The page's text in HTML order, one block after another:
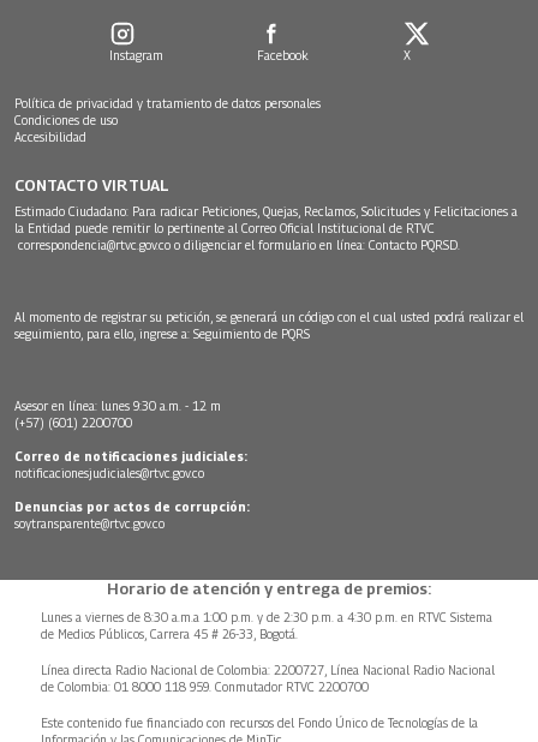
Instagram Facebook X
Política de privacidad y tratamiento de datos personales
Condiciones de uso
Accesibilidad
CONTACTO VIRTUAL
Estimado Ciudadano: Para radicar Peticiones, Quejas, Reclamos, Solicitudes y Felicitaciones a
la Entidad puede remitir lo pertinente al Correo Oficial Institucional de RTVC
correspondencia@rtvc.gov.co o diligenciar el formulario en línea: Contacto PQRSD.
Al momento de registrar su petición, se generará un código con el cual usted podrá realizar el
seguimiento, para ello, ingrese a: Seguimiento de PQRS
Asesor en línea: lunes 9:30 a.m. - 12 m
(+57) (601) 2200700
Correo de notificaciones judiciales:
notificacionesjudiciales@rtvc.gov.co
Denuncias por actos de corrupción:
soytransparente@rtvc.gov.co
Horario de atención y entrega de premios:
Lunes a viernes de 8:30 a.m.a 1:00 p.m. y de 2:30 p.m. a 4:30 p.m. en RTVC Sistema
de Medios Públicos, Carrera 45 # 26-33, Bogotá.
Línea directa Radio Nacional de Colombia: 2200727, Línea Nacional Radio Nacional
de Colombia: 01 8000 118 959. Conmutador RTVC 2200700
Este contenido fue financiado con recursos del Fondo Único de Tecnologías de la